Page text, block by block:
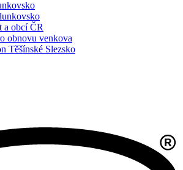
a obcí ČR
obnovu venkova
Těšínské Slezsko